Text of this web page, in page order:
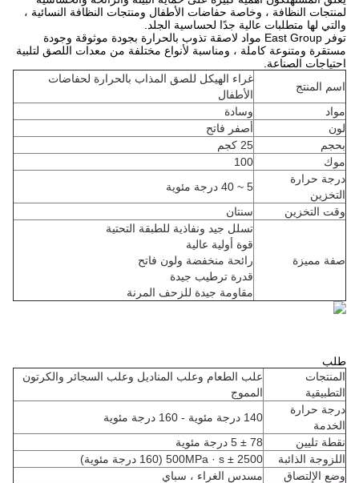
لمنتجات النظافة ، وخاصة حفاضات الأطفال ومنتجات النظافة النسائية ،
والتي لها متطلبات عالية جدًا لحساسية الجلد.
توفر East Group مواد لاصقة تذوب بالحرارة بجودة موثوقة وجودة
مستقرة ومتنوعة كاملة ، ومناسبة لأنواع مختلفة من معدات اللصق لتلبية
احتياجات الصناعة.
اسم المنتج
غراء الهيكل للصق المذاب بالحرارة لحفاضات
الأطفال
مواد
وسادة
لون
أصفر فاتح
بحجم
25 كجم
موك
100
درجة حرارة
التخزين
5 ~ 40 درجة مئوية
وقت التخزين
سنتان
صفة مميزة
تسلل جيد ونفاذية للطبقة التحتية
قوة أولية عالية
رائحة منخفضة ولون فاتح
قدرة ترطيب جيدة
مقاومة جيدة للزحف المرنة
طلب
المنتجات
التطبيقية
علب الطعام وعلب المناديل وعلب السجائر والكرتون
المموج
درجة حرارة
الخدمة
140 درجة مئوية - 160 درجة مئوية
نقطة تليين
78 ± 5 درجة مئوية
اللزوجة الذائبة
2500 ± 500MPa · s (160 درجة مئوية)
وضع الإلتصاق
مسدس الغراء ، سباي